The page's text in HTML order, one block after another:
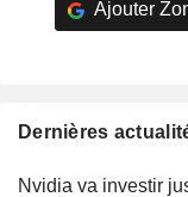
Ajouter
Dernières
Nvidia va investir